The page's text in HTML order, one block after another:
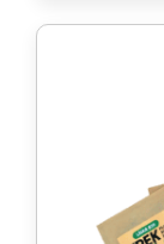
4.13z 5